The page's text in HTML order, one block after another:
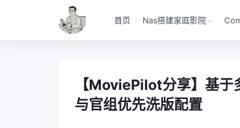
首页 Nas搭建家庭影院
【MoviePilot分享】基
与官组优先洗版配置